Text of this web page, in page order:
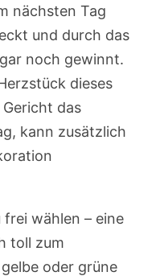
nächsten Tag
und durch das
noch gewinnt.
dieses
das
kann zusätzlich
frei wählen – eine
toll zum
oder grüne